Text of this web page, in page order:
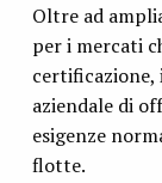
Oltre ad
per i mercati
aziendale di
esigenze
flotte.